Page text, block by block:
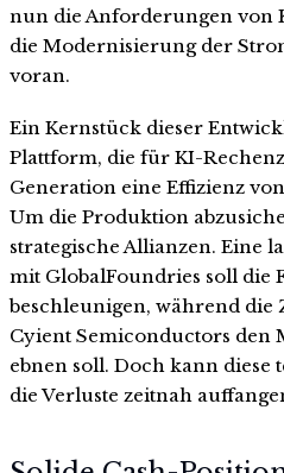
nun die Anforderungen von
die Modernisierung der
voran.
Ein Kernstück dieser
Plattform, die für KI-
Generation eine Effizienz
Um die Produktion
strategische Allianzen. Eine
mit GlobalFoundries soll die
beschleunigen, während die
Cyient Semiconductors
ebnen soll. Doch kann diese
die Verluste zeitnah